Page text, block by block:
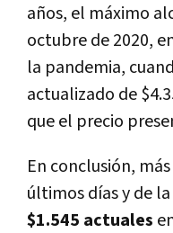
años, el máximo
octubre de 2020,
la pandemia,
actualizado de
que el precio
En conclusión,
últimos días y de
$1.545 actuales